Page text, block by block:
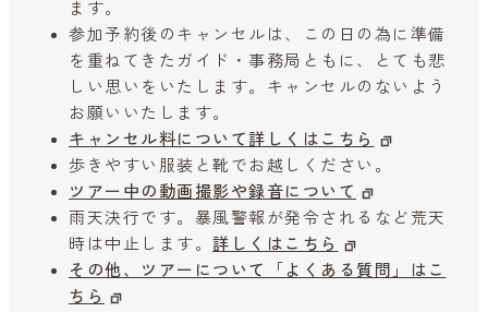
ます。
参加予約後のキャンセルは、この日の為に準備
を重ねてきたガイド・事務局ともに、とても悲
しい思いをいたします。キャンセルのないよう
お願いいたします。
キャンセル料について詳しくはこちら
歩きやすい服装と靴でお越しください。
ツアー中の動画撮影や録音について
雨天決行です。暴風警報が発令されるなど荒天
時は中止します。 詳しくはこちら
その他、ツアーについて「よくある質問」はこ
ちら